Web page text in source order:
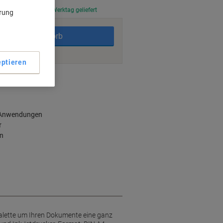
am nächsten Werktag geliefert
In den Warenkorb
um Ihren Dokumente eine ganz